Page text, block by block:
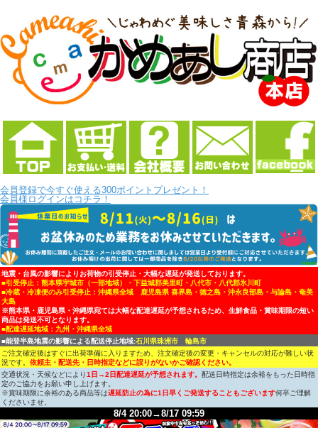
会員登録で今すぐ使える300ポイントプレゼント！
会員様ログインはコチラ！
地震・台風の影響によりお荷物の引受停止・大幅な遅延が発送しております。
■引受停止：熊本県宇城市（一部地域）・下益城郡美里町・八代市・八代郡氷川町
■冷蔵・冷凍便のみ引受停止：沖縄県全域 鹿児島県 喜界島・徳之島・沖永良部島・与論島・奄美
大島
※熊本県・鹿児島県・沖縄県宛ては大幅な配達遅延が予想されるため、生鮮食品・賞味期限の短い
商品は発送不可となります。
■配達遅延地域：九州・沖縄県全域
■能登半島地震の影響による配送停止地域:石川県珠洲市 輪島市
ご注文確定後はすぐに出荷準備に入りますため、注文確定後の変更・キャンセルの対応が難しい状
況です。 依頼主・配送先・日時指定などに誤りがないかご確認ください。
交通状況・天候などにより1日→2日配達遅延が予想されます。 配送日時指定は余裕をもった日時指
定のご協力をお願い申し上げます。
※賞味期限に余裕のある商品等は遅延防止の為に1日早くご発送することもございます何卒ご理解
くださいませ。
8/4 20:00→8/17 09:59